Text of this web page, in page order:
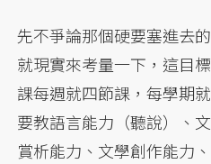
先不爭論那個硬要塞進去
就現實來考量一下，這目
課每週就四節課，每學期
要教語言能力（聽說）、
賞析能力、文學創作能力